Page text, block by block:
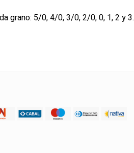
grano: 5/0, 4/0, 3/0, 2/0, 0, 1, 2 y 3.